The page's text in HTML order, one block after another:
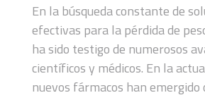
En la búsqueda constante de
efectivas para la pérdida de
ha sido testigo de numerosos
científicos y médicos. En la
nuevos fármacos han emergido